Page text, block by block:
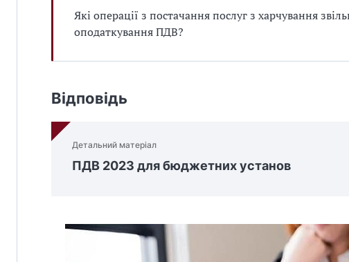
Які операції з постачання послуг з харчування
оподаткування ПДВ?
Відповідь
Детальний матеріал
ПДВ 2023 для бюджетних установ